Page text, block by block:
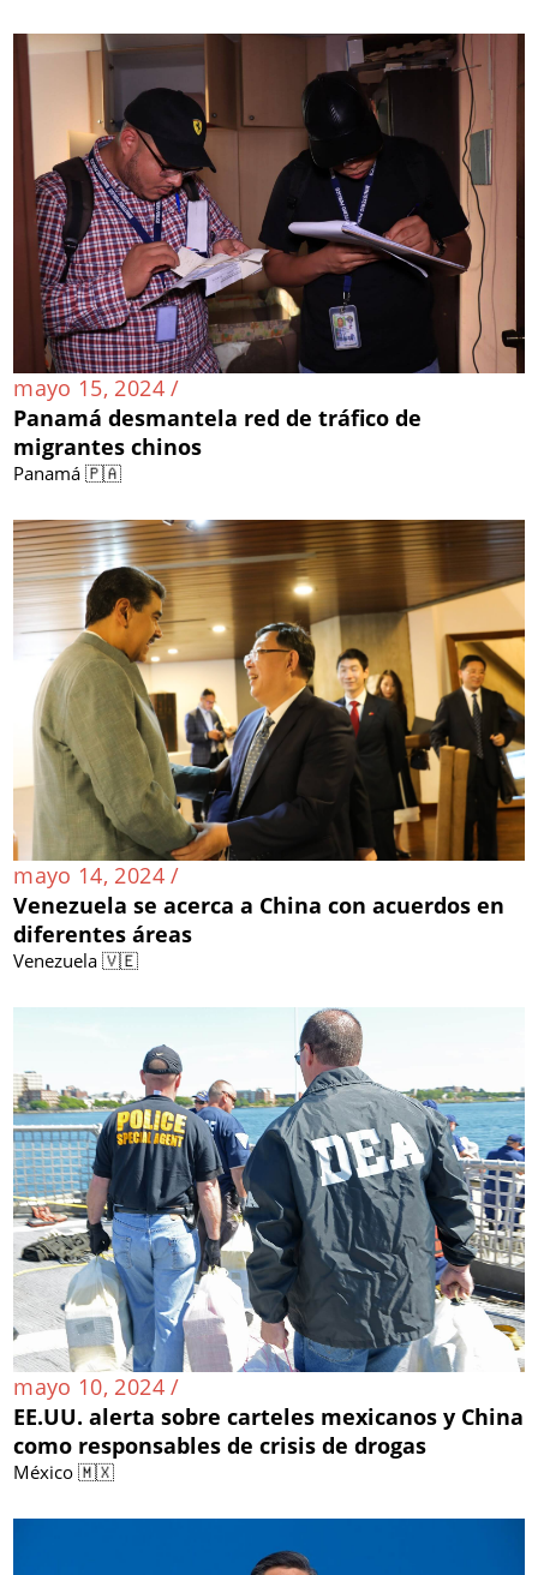
mayo 15, 2024 /
Panamá desmantela red de tráfico de
migrantes chinos
Panamá 🇵🇦
mayo 14, 2024 /
Venezuela se acerca a China con acuerdos en
diferentes áreas
Venezuela 🇻🇪
mayo 10, 2024 /
EE.UU. alerta sobre carteles mexicanos y China
como responsables de crisis de drogas
México 🇲🇽